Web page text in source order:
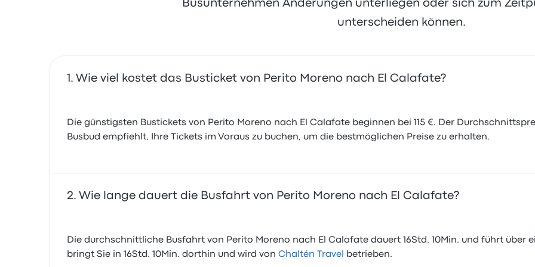
Busunternehmen Änderungen unterliegen oder sich zum
unterscheiden können.
Wie viel kostet das Busticket von Perito Moreno nach El Calafate?
Die günstigsten Bustickets von Perito Moreno nach El Calafate beginnen bei 115 €. Der
Busbud empfiehlt, Ihre Tickets im Voraus zu buchen, um die bestmöglichen Preise zu erhalten.
Wie lange dauert die Busfahrt von Perito Moreno nach El Calafate?
Die durchschnittliche Busfahrt von Perito Moreno nach El Calafate dauert 16Std. 10Min. und führt über
bringt Sie in 16Std. 10Min. dorthin und wird von Chaltén Travel betrieben.